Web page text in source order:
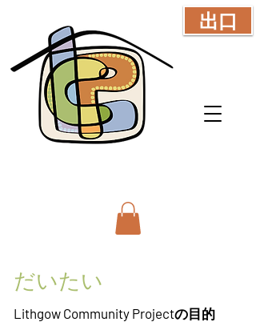
出口
だいたい
Lithgow Community Projectの目的